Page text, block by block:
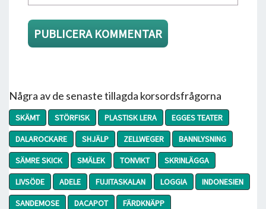
Några av de senaste tillagda korsordsfrågorna
SKÄMT STÖRFISK PLASTISK LERA
EGGES TEATER
DALAROCKARE
SHJÄLP ZELLWEGER
BANNLYSNING
SÄMRE SKICK
SMÄLEK TONVIKT
SKRINLÄGGA
LIVSÖDE
ADELE FUJITASKALAN LOGGIA
INDONESIEN
SANDEMOSE
DACAPOT FÄRDKNÄPP